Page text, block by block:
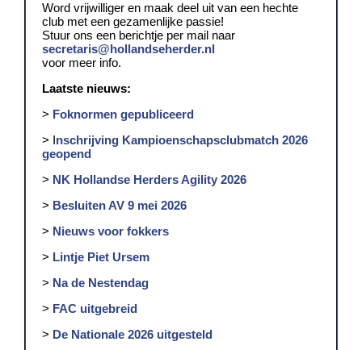
Word vrijwilliger en maak deel uit van een hechte
club met een gezamenlijke passie!
Stuur ons een berichtje per mail naar
secretaris@hollandseherder.nl
voor meer info.
Laatste nieuws:
> Foknormen gepubliceerd
> Inschrijving Kampioenschapsclubmatch 2026
geopend
> NK Hollandse Herders Agility 2026
> Besluiten AV 9 mei 2026
> Nieuws voor fokkers
> Lintje Piet Ursem
> Na de Nestendag
> FAC uitgebreid
> De Nationale 2026 uitgesteld